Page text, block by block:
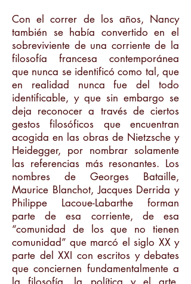
Con el correr de los años, Nancy
también se había convertido en el
sobreviviente de una corriente de la
filosofía francesa contemporánea
que nunca se identificó como tal, que
en realidad nunca fue del todo
identificable, y que sin embargo se
deja reconocer a través de ciertos
gestos filosóficos que encuentran
acogida en las obras de Nietzsche y
Heidegger, por nombrar solamente
las referencias más resonantes. Los
nombres de Georges Bataille,
Maurice Blanchot, Jacques Derrida y
Philippe Lacoue-Labarthe forman
parte de esa corriente, de esa
“comunidad de los que no tienen
comunidad” que marcó el siglo XX y
parte del XXI con escritos y debates
que conciernen fundamentalmente a